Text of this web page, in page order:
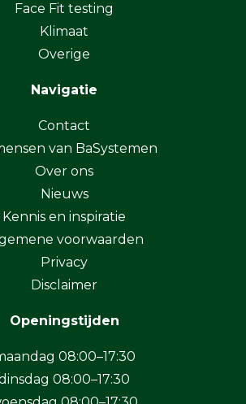
Face Fit testing
Klimaat
Overige
Navigatie
Contact
van BaSystemen
Over ons
Nieuws
Kennis en inspiratie
voorwaarden
Privacy
Disclaimer
Openingstijden
08:00–17:30
08:00–17:30